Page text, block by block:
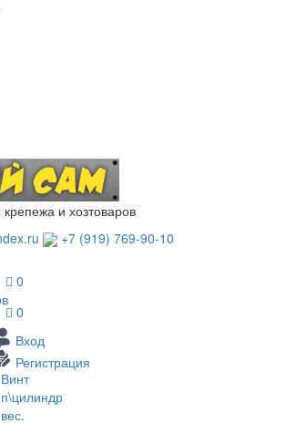
и хозтоваров
+7 (919) 769-90-10
Винт
п\цилиндр
вес.
0
0
Вход
Регистрация